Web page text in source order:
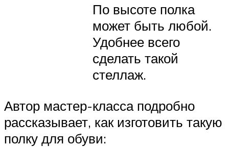
По высоте полка
может быть любой.
Удобнее всего
сделать такой
стеллаж.
Автор мастер-класса подробно
рассказывает, как изготовить такую
полку для обуви: